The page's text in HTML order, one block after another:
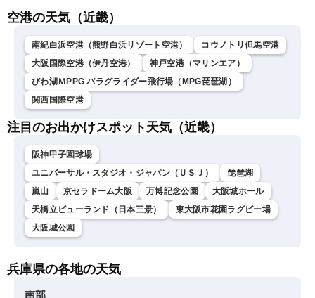
央・江川清音／有賀哲夫〉
空港の天気（近畿）
南紀白浜空港（熊野白浜リゾート空港）
コウノトリ但馬空港
大阪国際空港（伊丹空港）
神戸空港（マリンエア）
びわ湖ＭPPG パラグライダー飛行場（MPG琵琶湖）
関西国際空港
注目のお出かけスポット天気（近畿）
阪神甲子園球場
ユニバーサル・スタジオ・ジャパン（ＵＳＪ）
琵琶湖
嵐山
京セラドーム大阪 万博記念公園
大阪城ホール
天橋立ビューランド（日本三景）
東大阪市花園ラグビー場
大阪城公園
兵庫県の各地の天気
南部